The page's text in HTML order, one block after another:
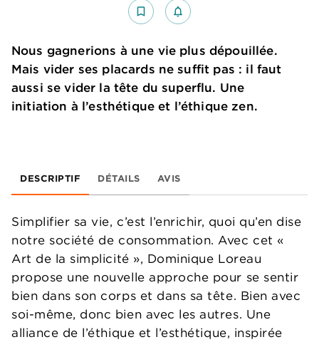
bookmark_border notifications_none_outlined
Nous gagnerions à une vie plus dépouillée.
Mais vider ses placards ne suffit pas : il faut
aussi se vider la tête du superflu. Une
initiation à l’esthétique et l’éthique zen.
DESCRIPTIF DÉTAILS AVIS
Simplifier sa vie, c’est l’enrichir, quoi qu’en dise
notre société de consommation. Avec cet «
Art de la simplicité », Dominique Loreau
propose une nouvelle approche pour se sentir
bien dans son corps et dans sa tête. Bien avec
soi-même, donc bien avec les autres. Une
alliance de l’éthique et l’esthétique, inspirée